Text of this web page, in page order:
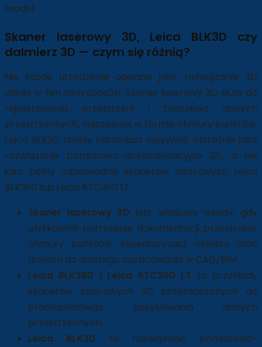
model.
Skaner laserowy 3D, Leica BLK3D czy
dalmierz 3D — czym się różnią?
Nie każde urządzenie opisane jako rozwiązanie 3D
działa w ten sam sposób. Skaner laserowy 3D służy do
rejestrowania przestrzeni i tworzenia danych
przestrzennych, najczęściej w formie chmury punktów.
Leica BLK3D należy natomiast opisywać ostrożnie jako
rozwiązanie pomiarowo-dokumentacyjne 3D, a nie
jako pełny odpowiednik skanerów laserowych Leica
BLK360 lub Leica RTC360 LT.
Skaner laserowy 3D jest właściwy wtedy, gdy
użytkownik potrzebuje dokumentacji przestrzeni,
chmury punktów, inwentaryzacji obiektu albo
danych do dalszego opracowania w CAD/BIM.
Leica BLK360 i Leica RTC360 LT to przykłady
skanerów laserowych 3D przeznaczonych do
profesjonalnego pozyskiwania danych
przestrzennych.
Leica BLK3D to rozwiązanie pomiarowo-